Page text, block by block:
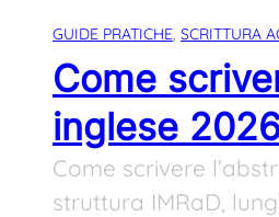
GUIDE PRATICHE, SCRITTURA
Come
inglese
Come scrivere
struttura IMRaD,